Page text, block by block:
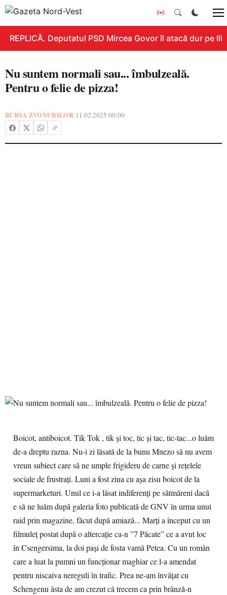
REPLICĂ. Deputatul PSD Mircea Govor îl atacă dur pe
Nu suntem normali sau... îmbulzeală.
Pentru o felie de pizza!
BURSA ZVONURILOR•11.02.2025 00:00
Boicot, antiboicot. Tik Tok , tik și toc, tic și tac, tic-tac...o luăm
de-a dreptu razna. Nu-i zi lăsată de la bunu Mnezo să nu avem
vreun subiect care să ne umple frigideru de carne și rețelele
sociale de frustrați. Luni a fost ziua cu așa zisu boicot de la
supermarketuri. Unul ce i-a lăsat indiferenți pe sătmăreni dacă
e să ne luăm după galeria foto publicată de GNV în urma unui
raid prin magazine, făcut după amiază... Marți a început cu un
filmuleț postat după o altercație ca-n ”7 Păcate” ce a avut loc
în Csengersima, la doi pași de fosta vamă Petea. Cu un român
care a luat la pumni un funcționar maghiar ce l-a amendat
pentru niscaiva nereguli în trafic. Prea ne-am învățat cu
Schengenu ăsta de am crezut că trecem ca prin brânză-n